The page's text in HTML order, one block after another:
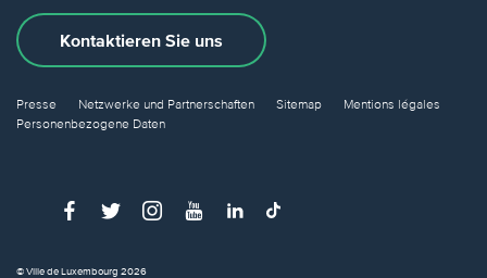
Kontaktieren Sie uns
Presse Netzwerke und Partnerschaften Sitemap
Mentions légales
Personenbezogene Daten
© Ville de Luxembourg 2026